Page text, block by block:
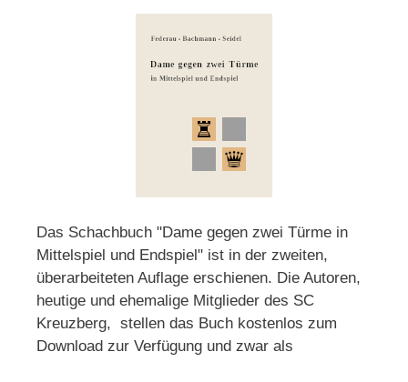
Das Schachbuch "Dame gegen zwei Türme in
Mittelspiel und Endspiel" ist in der zweiten,
überarbeiteten Auflage erschienen. Die Autoren,
heutige und ehemalige Mitglieder des SC
Kreuzberg, stellen das Buch kostenlos zum
Download zur Verfügung und zwar als